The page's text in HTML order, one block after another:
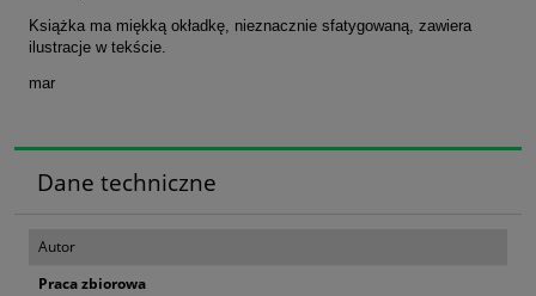
Książka ma miękką okładkę, nieznacznie sfatygowaną, zawiera
ilustracje w tekście.
mar
Dane techniczne
Autor
Praca zbiorowa